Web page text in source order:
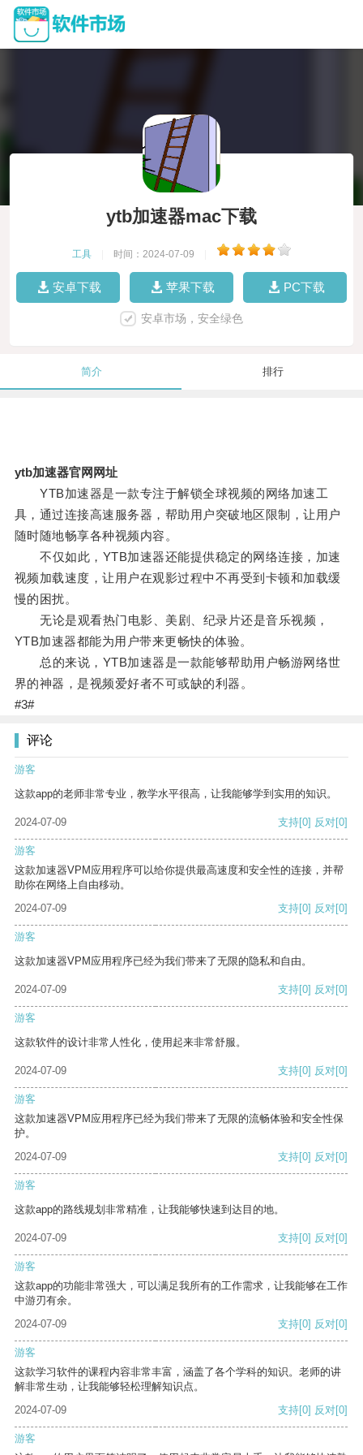
ytb加速器mac下载
工具 时间：2024-07-09
安卓下载 苹果下载 PC下载
安卓市场，安全绿色
简介 排行
ytb加速器官网网址
YTB加速器是一款专注于解锁全球视频的网络加速工
具，通过连接高速服务器，帮助用户突破地区限制，让用户
随时随地畅享各种视频内容。
不仅如此，YTB加速器还能提供稳定的网络连接，加速
视频加载速度，让用户在观影过程中不再受到卡顿和加载缓
慢的困扰。
无论是观看热门电影、美剧、纪录片还是音乐视频，
YTB加速器都能为用户带来更畅快的体验。
总的来说，YTB加速器是一款能够帮助用户畅游网络世
界的神器，是视频爱好者不可或缺的利器。
#3#
评论
游客
这款app的老师非常专业，教学水平很高，让我能够学到实用的知识。
2024-07-09 支持[0] 反对[0]
游客
这款加速器VPM应用程序可以给你提供最高速度和安全性的连接，并帮
助你在网络上自由移动。
2024-07-09
支持[0] 反对[0]
游客
这款加速器VPM应用程序已经为我们带来了无限的隐私和自由。
2024-07-09 支持[0] 反对[0]
游客
这款软件的设计非常人性化，使用起来非常舒服。
2024-07-09 支持[0] 反对[0]
游客
这款加速器VPM应用程序已经为我们带来了无限的流畅体验和安全性保
护。
2024-07-09
支持[0] 反对[0]
游客
这款app的路线规划非常精准，让我能够快速到达目的地。
2024-07-09 支持[0] 反对[0]
游客
这款app的功能非常强大，可以满足我所有的工作需求，让我能够在工作
中游刃有余。
2024-07-09
支持[0] 反对[0]
游客
这款学习软件的课程内容非常丰富，涵盖了各个学科的知识。老师的讲
解非常生动，让我能够轻松理解知识点。
2024-07-09
支持[0] 反对[0]
游客